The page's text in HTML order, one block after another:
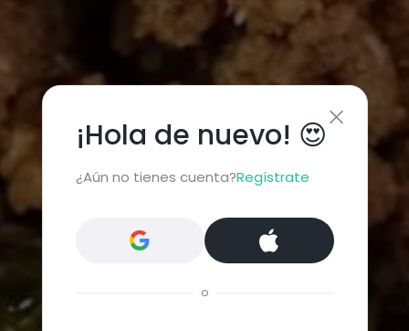
¡Hola de nuevo! 😍
¿Aún no tienes cuenta?Regístrate
o